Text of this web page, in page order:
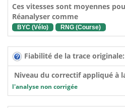
Ces vitesses sont moyennes
Réanalyser comme
BYC (Vélo) RNG (Course)
Fiabilité de la trace originale:
Niveau du correctif appliqué à
l'analyse non corrigée